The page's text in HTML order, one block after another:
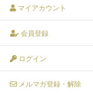
マイアカウント
会員登録
ログイン
メルマガ登録・解除